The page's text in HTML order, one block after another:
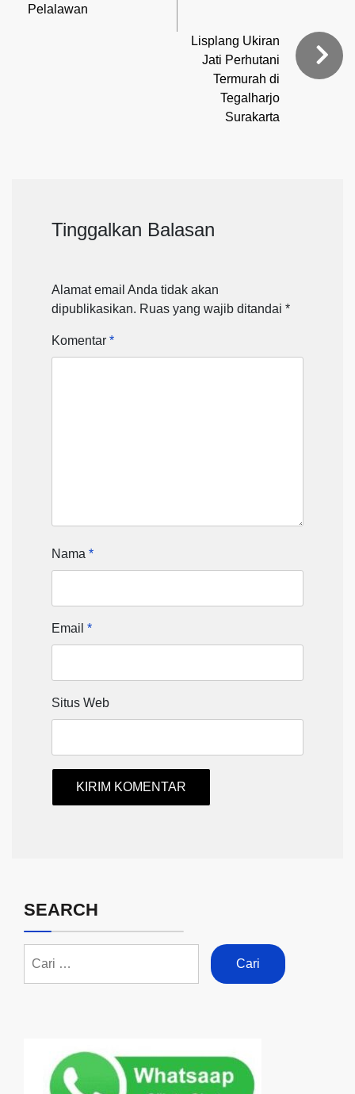
Pelalawan
Lisplang Ukiran
Jati Perhutani
Termurah di
Tegalharjo
Surakarta
Tinggalkan Balasan
Alamat email Anda tidak akan
dipublikasikan. Ruas yang wajib ditandai *
Komentar *
Nama *
Email *
Situs Web
SEARCH